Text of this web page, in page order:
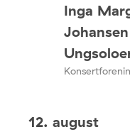
Inga
12. august